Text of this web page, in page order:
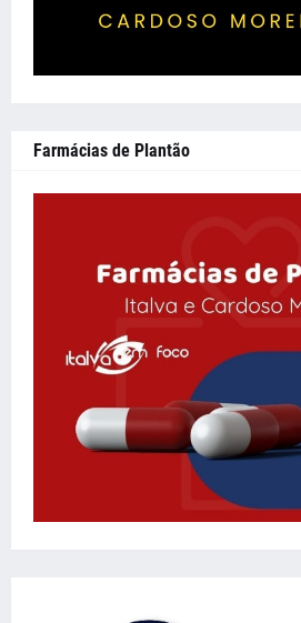
Farmácias de Plantão